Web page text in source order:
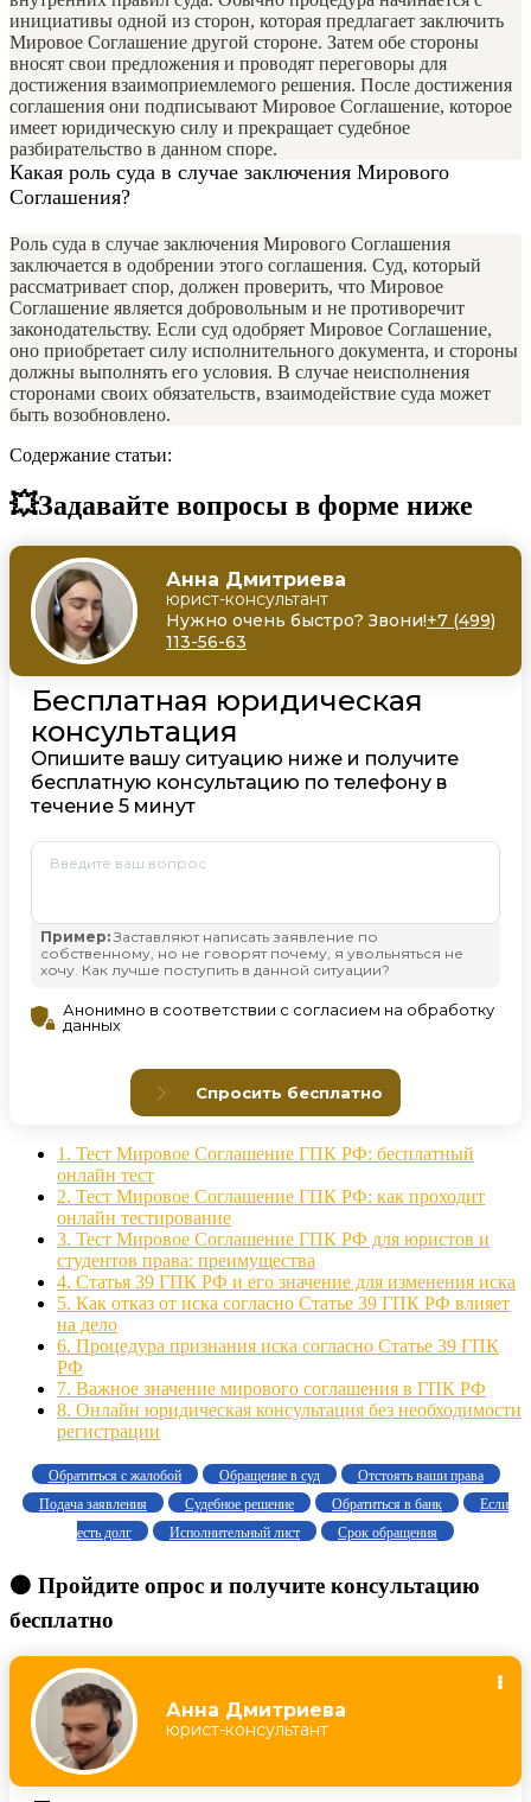
инициативы одной из сторон, которая предлагает заключить
Мировое Соглашение другой стороне. Затем обе стороны
вносят свои предложения и проводят переговоры для
достижения взаимоприемлемого решения. После достижения
соглашения они подписывают Мировое Соглашение, которое
имеет юридическую силу и прекращает судебное
разбирательство в данном споре.
Какая роль суда в случае заключения Мирового
Соглашения?
Роль суда в случае заключения Мирового Соглашения
заключается в одобрении этого соглашения. Суд, который
рассматривает спор, должен проверить, что Мировое
Соглашение является добровольным и не противоречит
законодательству. Если суд одобряет Мировое Соглашение,
оно приобретает силу исполнительного документа, и стороны
должны выполнять его условия. В случае неисполнения
сторонами своих обязательств, взаимодействие суда может
быть возобновлено.
Содержание статьи:
💥Задавайте вопросы в форме ниже
1. Тест Мировое Соглашение ГПК РФ: бесплатный
онлайн тест
2. Тест Мировое Соглашение ГПК РФ: как проходит
онлайн тестирование
3. Тест Мировое Соглашение ГПК РФ для юристов и
студентов права: преимущества
4. Статья 39 ГПК РФ и его значение для изменения иска
5. Как отказ от иска согласно Статье 39 ГПК РФ влияет
на дело
6. Процедура признания иска согласно Статье 39 ГПК
РФ
7. Важное значение мирового соглашения в ГПК РФ
8. Онлайн юридическая консультация без необходимости
регистрации
Обратиться с жалобой Обращение в суд
Отстоять ваши права
Подача заявления
Судебное решение Обратиться в банк
Если
есть долг
Исполнительный лист Срок обращения
🟠 Пройдите опрос и получите консультацию
бесплатно